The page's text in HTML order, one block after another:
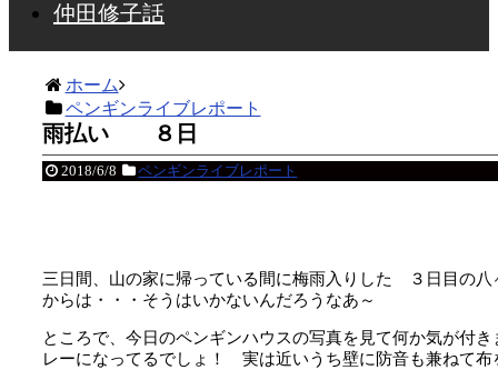
仲田修子話
ホーム
ペンギンライブレポート
雨払い ８日
2018/6/8 ペンギンライブレポート
三日間、山の家に帰っている間に梅雨入りした ３日目の
からは・・・そうはいかないんだろうなあ～
ところで、今日のペンギンハウスの写真を見て何か気が付
レーになってるでしょ！ 実は近いうち壁に防音も兼ねて